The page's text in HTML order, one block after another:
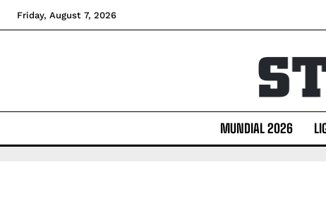
Friday, August 7, 2026
MUNDIAL 2026